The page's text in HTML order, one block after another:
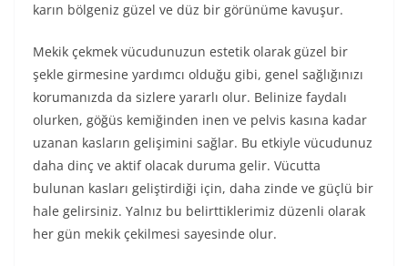
karın bölgeniz güzel ve düz bir görünüme kavuşur.
Mekik çekmek vücudunuzun estetik olarak güzel bir
şekle girmesine yardımcı olduğu gibi, genel sağlığınızı
korumanızda da sizlere yararlı olur. Belinize faydalı
olurken, göğüs kemiğinden inen ve pelvis kasına kadar
uzanan kasların gelişimini sağlar. Bu etkiyle vücudunuz
daha dinç ve aktif olacak duruma gelir. Vücutta
bulunan kasları geliştirdiği için, daha zinde ve güçlü bir
hale gelirsiniz. Yalnız bu belirttiklerimiz düzenli olarak
her gün mekik çekilmesi sayesinde olur.